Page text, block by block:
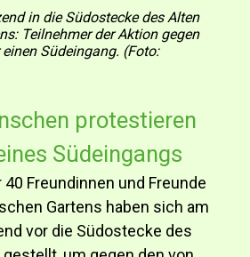
in die Südostecke des Alten
Teilnehmer der Aktion gegen
Südeingang. (Foto:
protestieren
Südeingangs
40 Freundinnen und Freunde
Gartens haben sich am
vor die Südostecke des